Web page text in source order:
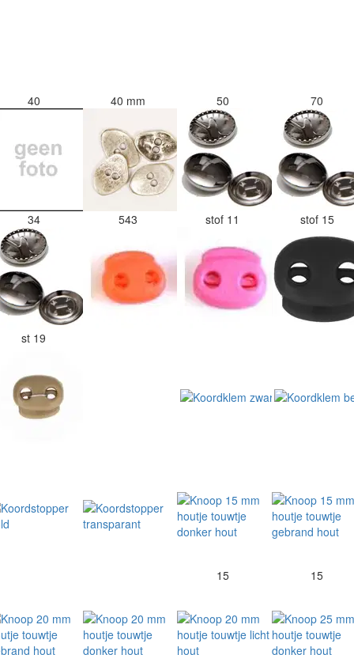
40 40 mm 50 70
34 543 stof 11 stof 15
st 19
15 15